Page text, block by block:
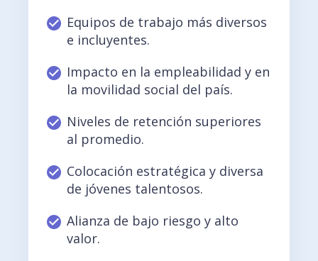
Equipos de trabajo más diversos
e incluyentes.
Impacto en la empleabilidad y en
la movilidad social del país.
Niveles de retención superiores
al promedio.
Colocación estratégica y diversa
de jóvenes talentosos.
Alianza de bajo riesgo y alto
valor.